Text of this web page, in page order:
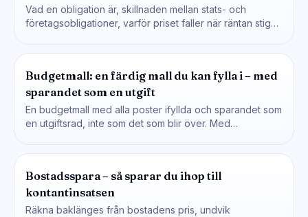
Vad en obligation är, skillnaden mellan stats- och
företagsobligationer, varför priset faller när räntan stiger
Budgetmall: en färdig mall du kan fylla i – med
sparandet som en utgift
En budgetmall med alla poster ifyllda och sparandet som
en utgiftsrad, inte som det som blir över. Med…
Bostadsspara – så sparar du ihop till
kontantinsatsen
Räkna baklänges från bostadens pris, undvik